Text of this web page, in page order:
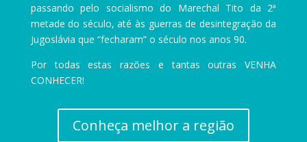
passando pelo socialismo do Marechal Tito da 2ª
metade do século, até às guerras de desintegração da
Jugoslávia que “fecharam” o século nos anos 90.
Por todas estas razões e tantas outras VENHA
CONHECER!
Conheça melhor a região